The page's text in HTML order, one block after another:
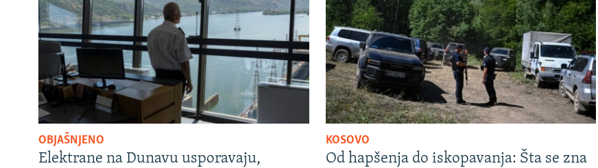
OBJAŠNJENO
Elektrane na Dunavu usporavaju,
KOSOVO
Od hapšenja do iskopavanja: Šta se zna